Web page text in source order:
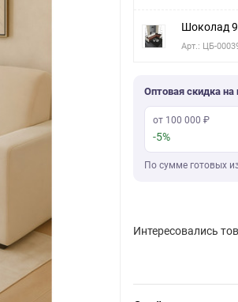
Шоколад
Арт.: ЦБ-
Оптовая скидка на
от 100 000 ₽
-5%
По сумме готовых
Интересовались